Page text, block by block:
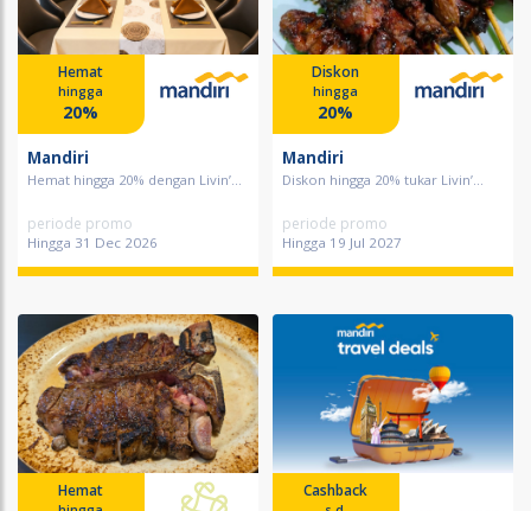
Hemat
hingga
20%
Mandiri
Hemat hingga 20% dengan Livin’...
periode promo
Hingga 31 Dec 2026
Diskon
hingga
20%
Mandiri
Diskon hingga 20% tukar Livin’...
periode promo
Hingga 19 Jul 2027
Hemat Cashback